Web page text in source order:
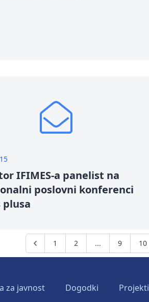
IFIMES-a panelist na
poslovni konferenci
plusa
1 2 ... 9 10
za javnost Dogodki Projekti